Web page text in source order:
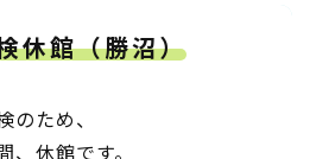
休館（勝沼）
ため、
休館です。
図書館